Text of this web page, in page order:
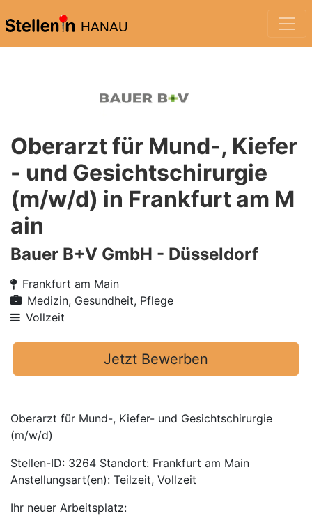
HANAU
Oberarzt für Mund-, Kiefer
- und Gesichtschirurgie
(m/w/d) in Frankfurt am M
ain
Bauer B+V GmbH - Düsseldorf
Frankfurt am Main
Medizin, Gesundheit, Pflege
Vollzeit
Jetzt Bewerben
Oberarzt für Mund-, Kiefer- und Gesichtschirurgie
(m/w/d)
Stellen-ID: 3264 Standort: Frankfurt am Main
Anstellungsart(en): Teilzeit, Vollzeit
Ihr neuer Arbeitsplatz: